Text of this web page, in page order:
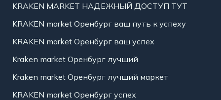
KRAKEN MARKET НАДЕЖНЫЙ ДОСТУП ТУТ
KRAKEN market Оренбург ваш путь к успеху
KRAKEN market Оренбург ваш успех
Kraken market Оренбург лучший
Kraken market Оренбург лучший маркет
KRAKEN market Оренбург успех